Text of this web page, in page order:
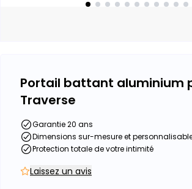
Portail battant aluminium
Traverse
Garantie 20 ans
Dimensions sur-mesure et
Protection totale de votre intimité
Laissez un avis